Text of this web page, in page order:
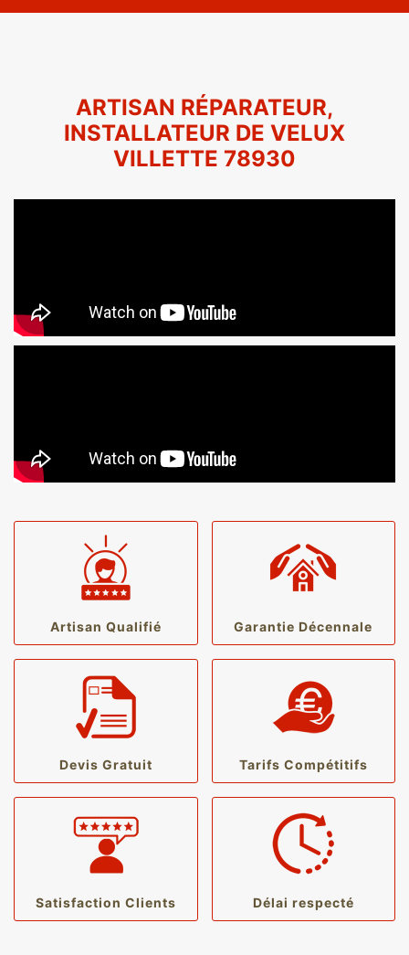
ARTISAN RÉPARATEUR,
INSTALLATEUR DE VELUX
VILLETTE 78930
Artisan Qualifié Garantie Décennale
Devis Gratuit Tarifs Compétitifs
Satisfaction Clients Délai respecté